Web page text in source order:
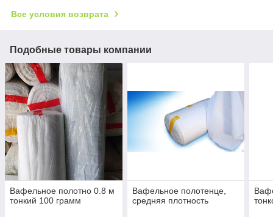
Все условия возврата
Подобные товары компании
Вафельное полотно 0.8 м
тонкий 100 грамм
Вафельное полотенце,
средняя плотность